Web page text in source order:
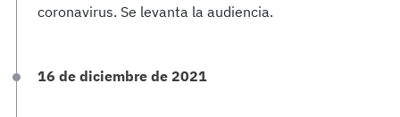
coronavirus. Se levanta la audiencia.
16 de diciembre de 2021